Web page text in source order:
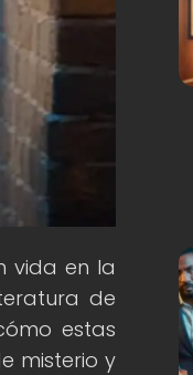
vida en la
de
estas
misterio y